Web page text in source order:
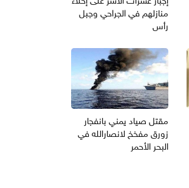
منازلهم في الجراحي وجبل
رأس
مقتل صياد يمني بانفجار
زورق مفخخ لانصارالله في
البحر الأحمر